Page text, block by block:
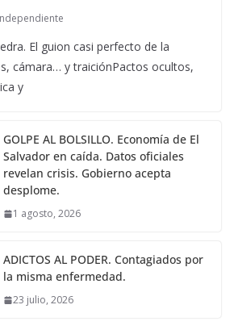
El guion casi perfecto de la
cámara… y traiciónPactos ocultos,
y
GOLPE AL BOLSILLO. Economía de El
Salvador en caída. Datos oficiales
revelan crisis. Gobierno acepta
desplome.
1 agosto, 2026
ADICTOS AL PODER. Contagiados por
la misma enfermedad.
23 julio, 2026